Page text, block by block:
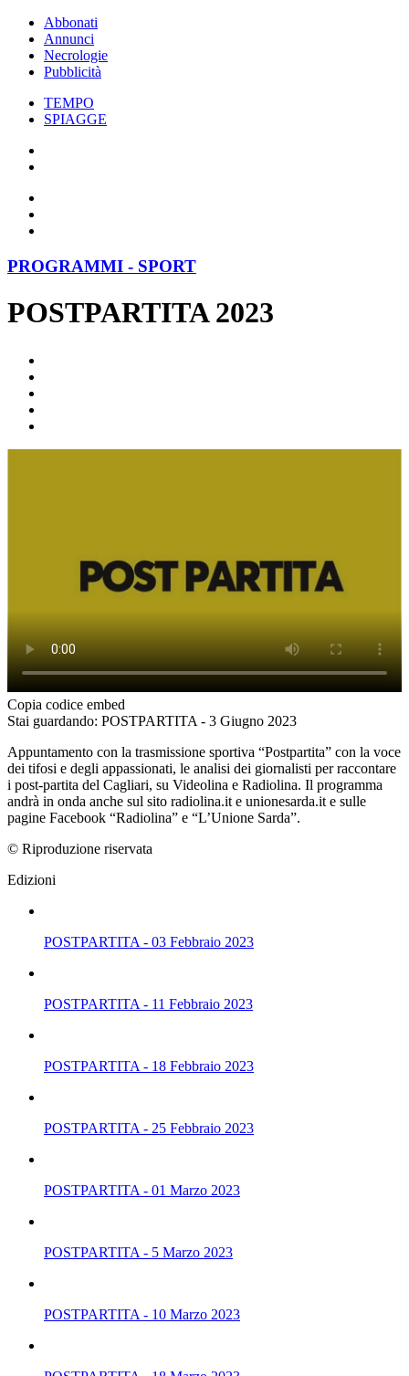
Abbonati
Annunci
Necrologie
Pubblicità
TEMPO
SPIAGGE
PROGRAMMI - SPORT
POSTPARTITA 2023
Copia codice embed
Stai guardando: POSTPARTITA - 3 Giugno 2023
Appuntamento con la trasmissione sportiva “Postpartita” con la voce
dei tifosi e degli appassionati, le analisi dei giornalisti per raccontare
i post-partita del Cagliari, su Videolina e Radiolina. Il programma
andrà in onda anche sul sito radiolina.it e unionesarda.it e sulle
pagine Facebook “Radiolina” e “L’Unione Sarda”.
© Riproduzione riservata
Edizioni
POSTPARTITA - 03 Febbraio 2023
POSTPARTITA - 11 Febbraio 2023
POSTPARTITA - 18 Febbraio 2023
POSTPARTITA - 25 Febbraio 2023
POSTPARTITA - 01 Marzo 2023
POSTPARTITA - 5 Marzo 2023
POSTPARTITA - 10 Marzo 2023